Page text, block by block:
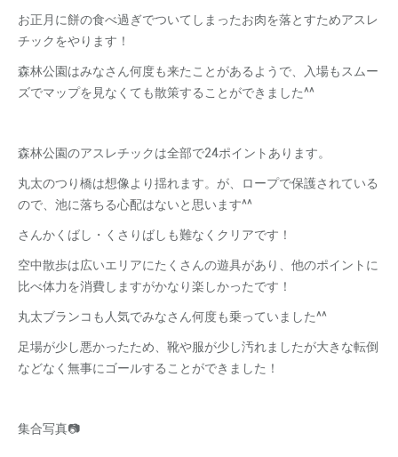
お正月に餅の食べ過ぎでついてしまったお肉を落とすためアスレ
チックをやります！
森林公園はみなさん何度も来たことがあるようで、入場もスムー
ズでマップを見なくても散策することができました^^
森林公園のアスレチックは全部で24ポイントあります。
丸太のつり橋は想像より揺れます。が、ロープで保護されている
ので、池に落ちる心配はないと思います^^
さんかくばし・くさりばしも難なくクリアです！
空中散歩は広いエリアにたくさんの遊具があり、他のポイントに
比べ体力を消費しますがかなり楽しかったです！
丸太ブランコも人気でみなさん何度も乗っていました^^
足場が少し悪かったため、靴や服が少し汚れましたが大きな転倒
などなく無事にゴールすることができました！
集合写真📷